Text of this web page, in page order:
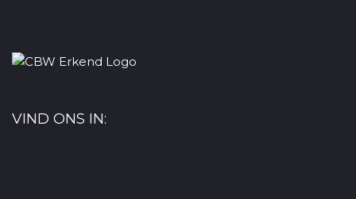
VIND ONS IN: